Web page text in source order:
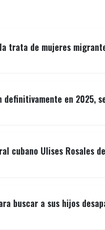
trata de mujeres
definitivamente en 2025,
cubano Ulises Rosales
buscar a sus hijos